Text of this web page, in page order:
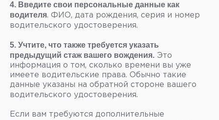
4. Введите свои персональные данные как
водителя. ФИО, дата рождения, серия и номер
водительского удостоверения.
5. Учтите, что также требуется указать
предыдущий стаж вашего вождения. Это
информация о том, сколько времени вы уже
имеете водительские права. Обычно такие
данные указаны на обратной стороне вашего
водительского удостоверения.
Если вам требуются дополнительные